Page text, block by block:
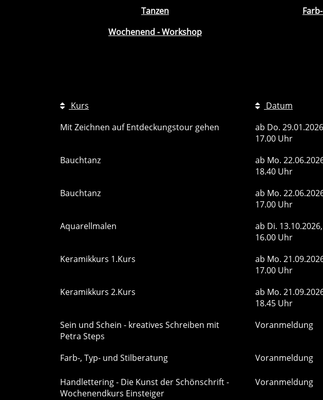
Tanzen
Wochenend - Workshop
Kurs Datum
Mit Zeichnen auf Entdeckungstour gehen
ab Do.
17.00 Uhr
Bauchtanz ab Mo.
18.40 Uhr
Bauchtanz ab Mo.
17.00 Uhr
Aquarellmalen ab Di. 13.10.2026,
16.00 Uhr
Keramikkurs 1.Kurs ab Mo.
17.00 Uhr
Keramikkurs 2.Kurs ab Mo.
18.45 Uhr
Sein und Schein - kreatives Schreiben mit
Petra Steps
Voranmeldung
Farb-, Typ- und Stilberatung Voranmeldung
Handlettering - Die Kunst der Schönschrift -
Wochenendkurs Einsteiger
Voranmeldung